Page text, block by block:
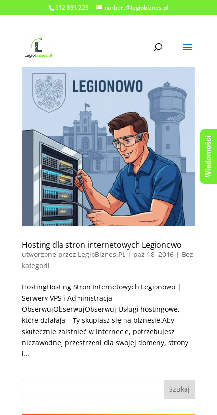
512 891 223 norbert@legiobiznes.pl
Hosting dla stron internetowych Legionowo
utworzone przez LegioBiznes.PL | paź 18, 2016| Bez
kategorii
HostingHosting Stron Internetowych Legionowo |
Serwery VPS i Administracja
ObserwujObserwujObserwuj Usługi hostingowe,
które działają – Ty skupiasz się na biznesie.Aby
skutecznie zaistnieć w Internecie, potrzebujesz
niezawodnej przestrzeni dla swojej domeny, strony
i...
Wiadomości